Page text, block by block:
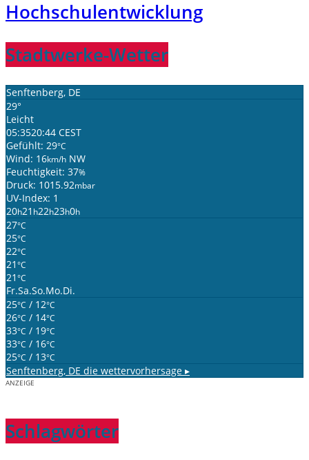
Hochschulentwicklung
Stadtwerke-Wetter
Senftenberg, DE
29°
Leicht
05:3520:44 CEST
Gefühlt: 29°C
Wind: 16km/h NW
Feuchtigkeit: 37%
Druck: 1015.92mbar
UV-Index: 1
20h21 h22h23h0h
27°C
25°C
22°C
21 °C
21 °C
Fr.Sa.So.Mo.Di.
25°C / 12°C
26°C / 14°C
33°C / 19°C
33°C / 16°C
25°C / 13°C
Senftenberg, DE die wettervorhersage ▸
ANZEIGE
Schlagwörter